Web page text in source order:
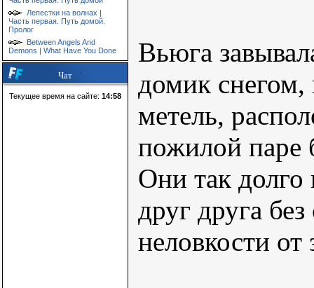
Лепестки на волнах |
Часть первая. Путь домой.
Пролог
Between Angels And
Demons | What Have You Done
Чат
Текущее время на сайте: 14:58
Вьюга
домик
метель,
пожилой паре
Они так
друг друга
неловкости от